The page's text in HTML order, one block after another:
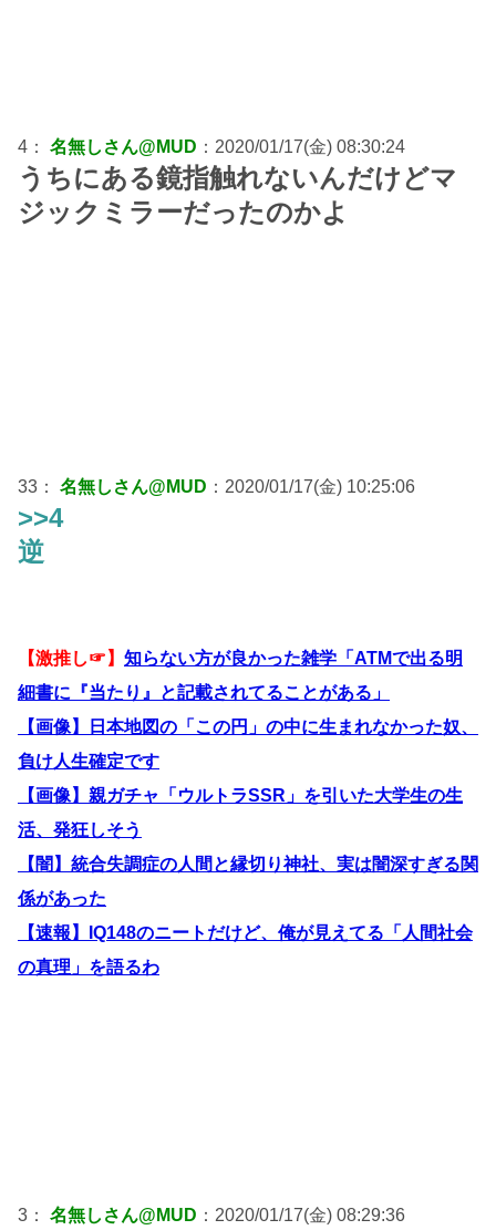
4： 名無しさん@MUD ：2020/01/17(金) 08:30:24
うちにある鏡指触れないんだけどマ
ジックミラーだったのかよ
33： 名無しさん@MUD ：2020/01/17(金) 10:25:06
>>4
逆
【激推し☞】 知らない方が良かった雑学「ATMで出る明
細書に『当たり』と記載されてることがある」
【画像】日本地図の「この円」の中に生まれなかった奴、
負け人生確定です
【画像】親ガチャ「ウルトラSSR」を引いた大学生の生
活、発狂しそう
【闇】統合失調症の人間と縁切り神社、実は闇深すぎる関
係があった
【速報】IQ148のニートだけど、俺が見えてる「人間社会
の真理」を語るわ
3： 名無しさん@MUD ：2020/01/17(金) 08:29:36